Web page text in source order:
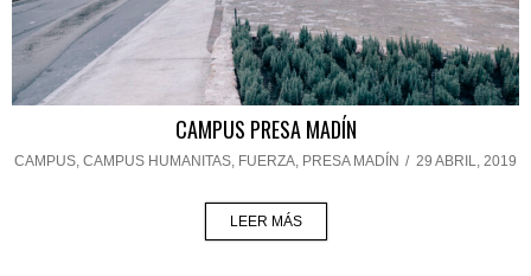
CAMPUS PRESA MADÍN
CAMPUS CAMPUS HUMANITAS FUERZA PRESA MADÍN / 29 ABRIL, 2019
LEER MÁS